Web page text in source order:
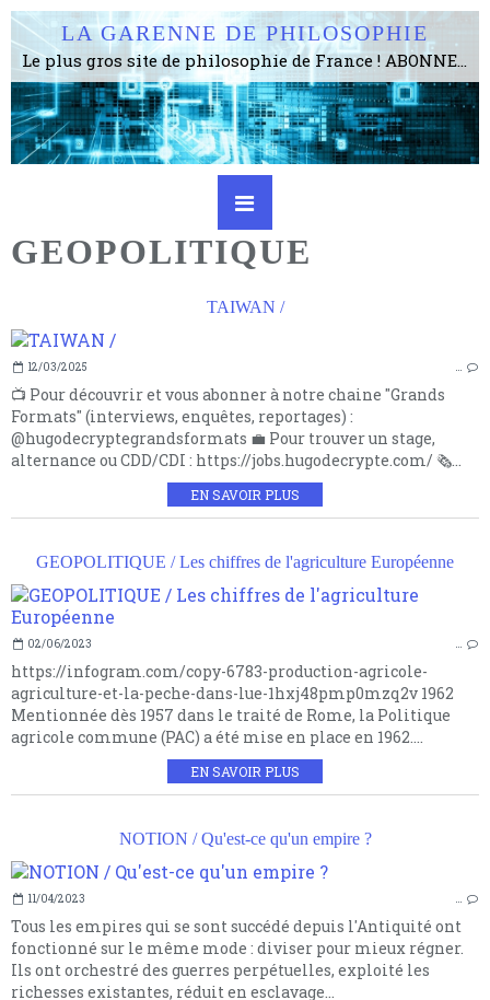
LA GARENNE DE PHILOSOPHIE
Le plus gros site de philosophie de France ! ABONNEZ-VOUS ! 4115 Articles, 1634 abonné·e·s, depuis 2006 . . . . . . . . 2 852 214 pages vues jusqu'à présent. Prestance et être apte à un plus grand nombre de choses.
GEOPOLITIQUE
TAIWAN /
12/03/2025 …
📺 Pour découvrir et vous abonner à notre chaine "Grands
Formats" (interviews, enquêtes, reportages) :
@hugodecryptegrandsformats 💼 Pour trouver un stage,
alternance ou CDD/CDI : https://jobs.hugodecrypte.com/ 🗞️...
EN SAVOIR PLUS
GEOPOLITIQUE / Les chiffres de l'agriculture Européenne
02/06/2023 …
https://infogram.com/copy-6783-production-agricole-
agriculture-et-la-peche-dans-lue-1hxj48pmp0mzq2v 1962
Mentionnée dès 1957 dans le traité de Rome, la Politique
agricole commune (PAC) a été mise en place en 1962....
EN SAVOIR PLUS
NOTION / Qu'est-ce qu'un empire ?
11/04/2023 …
Tous les empires qui se sont succédé depuis l'Antiquité ont
fonctionné sur le même mode : diviser pour mieux régner.
Ils ont orchestré des guerres perpétuelles, exploité les
richesses existantes, réduit en esclavage...